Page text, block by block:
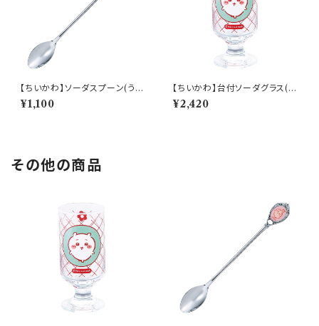
【ちいかわ】ソーダスプーン(うさ
ぎ)【CKW40】CKW43-850
¥1,100
【ちいかわ】台付ソーダグラス(ち
いかわ)【CKW40】CKW41-81
3
¥2,420
その他の商品